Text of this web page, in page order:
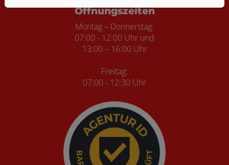
Öffnungszeiten
Montag – Donnerstag:
07:00 - 12:00 Uhr und
13:00 – 16:00 Uhr
Freitag:
07:00 - 12:30 Uhr